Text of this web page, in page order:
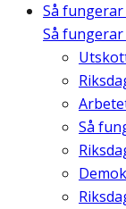
Så
Så
Så